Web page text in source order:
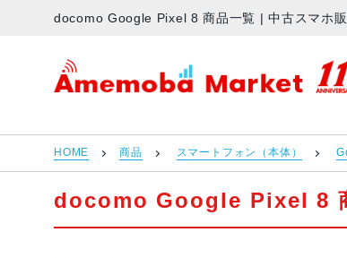
docomo Google Pixel 8 商品一覧 | 中古スマホ
アメモバマーケット
HOME 商品 スマートフォン（本体）
docomo Google Pixel 8